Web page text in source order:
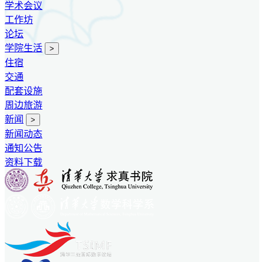
学术会议
工作坊
论坛
学院生活
>
住宿
交通
配套设施
周边旅游
新闻
>
新闻动态
通知公告
资料下载